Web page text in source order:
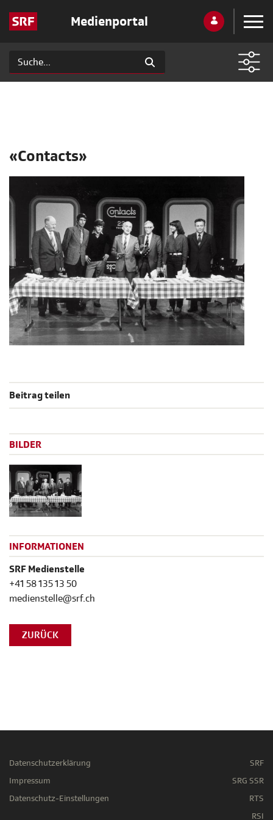
Medienportal
«Contacts»
Beitrag teilen
BILDER
INFORMATIONEN
SRF Medienstelle
+41 58 135 13 50
medienstelle@srf.ch
ZURÜCK
Datenschutzerklärung
Impressum
Datenschutz-Einstellungen
SRF
SRG SSR
RTS
RSI